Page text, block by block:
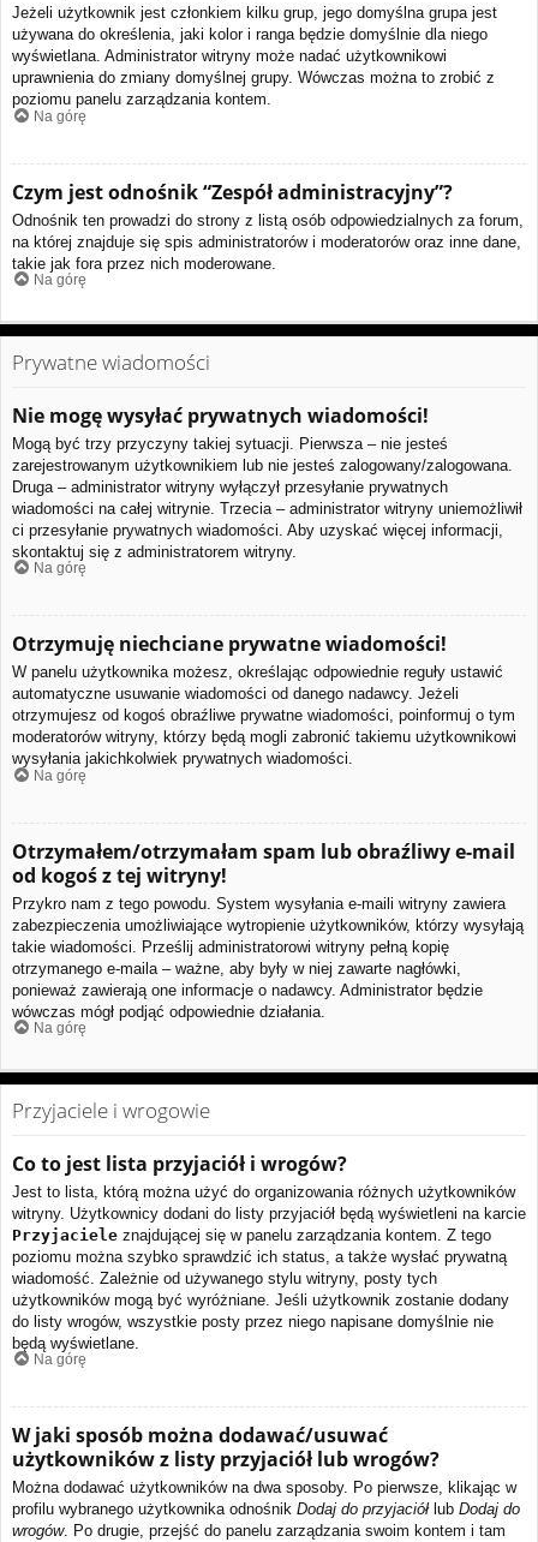
Jeżeli użytkownik jest członkiem kilku grup, jego domyślna grupa jest
używana do określenia, jaki kolor i ranga będzie domyślnie dla niego
wyświetlana. Administrator witryny może nadać użytkownikowi
uprawnienia do zmiany domyślnej grupy. Wówczas można to zrobić z
poziomu panelu zarządzania kontem.
Na górę
Czym jest odnośnik “Zespół administracyjny”?
Odnośnik ten prowadzi do strony z listą osób odpowiedzialnych za forum,
na której znajduje się spis administratorów i moderatorów oraz inne dane,
takie jak fora przez nich moderowane.
Na górę
Prywatne wiadomości
Nie mogę wysyłać prywatnych wiadomości!
Mogą być trzy przyczyny takiej sytuacji. Pierwsza – nie jesteś
zarejestrowanym użytkownikiem lub nie jesteś zalogowany/zalogowana.
Druga – administrator witryny wyłączył przesyłanie prywatnych
wiadomości na całej witrynie. Trzecia – administrator witryny uniemożliwił
ci przesyłanie prywatnych wiadomości. Aby uzyskać więcej informacji,
skontaktuj się z administratorem witryny.
Na górę
Otrzymuję niechciane prywatne wiadomości!
W panelu użytkownika możesz, określając odpowiednie reguły ustawić
automatyczne usuwanie wiadomości od danego nadawcy. Jeżeli
otrzymujesz od kogoś obraźliwe prywatne wiadomości, poinformuj o tym
moderatorów witryny, którzy będą mogli zabronić takiemu użytkownikowi
wysyłania jakichkolwiek prywatnych wiadomości.
Na górę
Otrzymałem/otrzymałam spam lub obraźliwy e-mail
od kogoś z tej witryny!
Przykro nam z tego powodu. System wysyłania e-maili witryny zawiera
zabezpieczenia umożliwiające wytropienie użytkowników, którzy wysyłają
takie wiadomości. Prześlij administratorowi witryny pełną kopię
otrzymanego e-maila – ważne, aby były w niej zawarte nagłówki,
ponieważ zawierają one informacje o nadawcy. Administrator będzie
wówczas mógł podjąć odpowiednie działania.
Na górę
Przyjaciele i wrogowie
Co to jest lista przyjaciół i wrogów?
Jest to lista, którą można użyć do organizowania różnych użytkowników
witryny. Użytkownicy dodani do listy przyjaciół będą wyświetleni na karcie
Przyjaciele znajdującej się w panelu zarządzania kontem. Z tego
poziomu można szybko sprawdzić ich status, a także wysłać prywatną
wiadomość. Zależnie od używanego stylu witryny, posty tych
użytkowników mogą być wyróżniane. Jeśli użytkownik zostanie dodany
do listy wrogów, wszystkie posty przez niego napisane domyślnie nie
będą wyświetlane.
Na górę
W jaki sposób można dodawać/usuwać
użytkowników z listy przyjaciół lub wrogów?
Można dodawać użytkowników na dwa sposoby. Po pierwsze, klikając w
profilu wybranego użytkownika odnośnik Dodaj do przyjaciółlub Dodaj do
wrogów. Po drugie, przejść do panelu zarządzania swoim kontem i tam